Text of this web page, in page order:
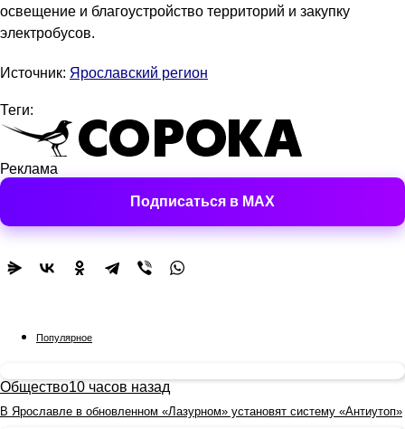
освещение и благоустройство территорий и закупку
электробусов.
Источник: Ярославский регион
Теги:
Реклама
Подписаться в MAX
Популярное
Общество10 часов назад
В Ярославле в обновленном «Лазурном» установят систему «Антиутоп»